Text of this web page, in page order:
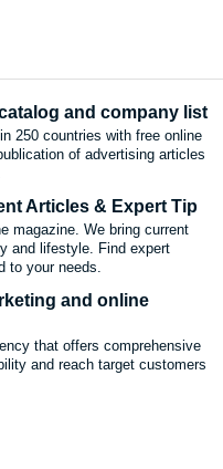
and company list
250 countries with free online
of advertising articles
Articles & Expert Tip
magazine. We bring current
and lifestyle. Find expert
to your needs.
and online
that offers comprehensive
and reach target customers